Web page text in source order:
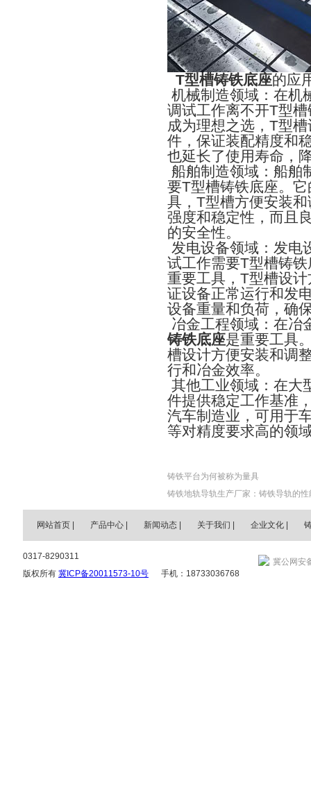
T型槽铸铁底座的应
机械制造领域：在机
调试工作离不开T型槽
成为理想之选， T型槽
件，保证装配精度和
也延长了使用寿命，
船舶制造领域：船舶
要T型槽铸铁底座。
具， T型槽方便安装
强度和稳定性，而且
的安全性。
发电设备领域：发电
试工作需要T型槽铸
重要工具， T型槽设
证设备正常运行和发
设备重量和负荷，确
冶金工程领域：在冶
铸铁底座是重要工具
槽设计方便安装和调
行和冶金效率。
其他工业领域：在大
件提供稳定工作基准
汽车制造业，可用于
等对精度要求高的领
铸铁平台为何被称为量具
铸铁地轨导轨生产厂家：铸铁导轨的性
网站首页 产品中心 新闻动态 关于我们 企业文化
冀公网安
0317-8290311
版权所有 冀ICP备20011573-10号 手机：18733036768